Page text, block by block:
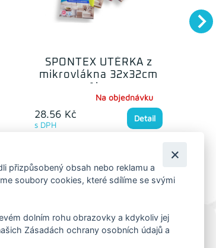
SPONTEX UTĚRKA z
mikrovlákna 32x32cm
28.56 Kč
s DPH
Na objednávku
Detail
přizpůsobený obsah nebo reklamu a
soubory cookies, které sdílíme se svými
dolním rohu obrazovky a kdykoliv jej
Zásadách ochrany osobních údajů a